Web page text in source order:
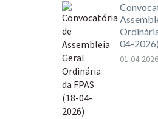
04-2026)
01-04-2026